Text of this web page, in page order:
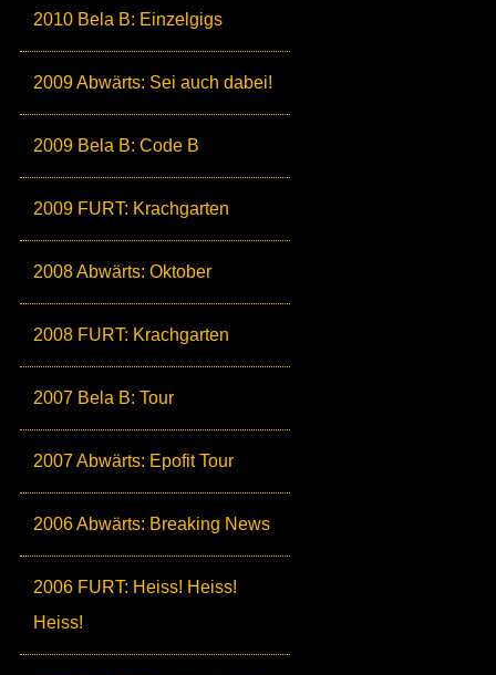
2010 Bela B: Einzelgigs
2009 Abwärts: Sei auch dabei!
2009 Bela B: Code B
2009 FURT: Krachgarten
2008 Abwärts: Oktober
2008 FURT: Krachgarten
2007 Bela B: Tour
2007 Abwärts: Epofit Tour
2006 Abwärts: Breaking News
2006 FURT: Heiss! Heiss!
Heiss!